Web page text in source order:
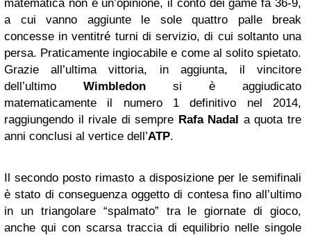
matematica non è un’opinione, il conto dei game fa 36-9,
a cui vanno aggiunte le sole quattro palle break
concesse in ventitré turni di servizio, di cui soltanto una
persa. Praticamente ingiocabile e come al solito spietato.
Grazie all’ultima vittoria, in aggiunta, il vincitore
dell’ultimo Wimbledon si è aggiudicato
matematicamente il numero 1 definitivo nel 2014,
raggiungendo il rivale di sempre Rafa Nadal a quota tre
anni conclusi al vertice dell’ATP.
Il secondo posto rimasto a disposizione per le semifinali
è stato di conseguenza oggetto di contesa fino all’ultimo
in un triangolare “spalmato” tra le giornate di gioco,
anche qui con scarsa traccia di equilibrio nelle singole